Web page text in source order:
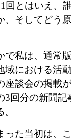
回とはいえ、
、そしてどう
私は、通常
域における活
座談会の掲載
3回分の新聞
た当初は、